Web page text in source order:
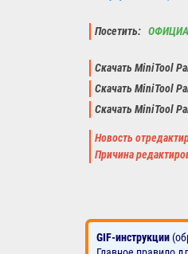
Посетить:
Скачать MiniTool
Скачать MiniTool
Скачать MiniTool
Новость
Причина
GIF-инструкции